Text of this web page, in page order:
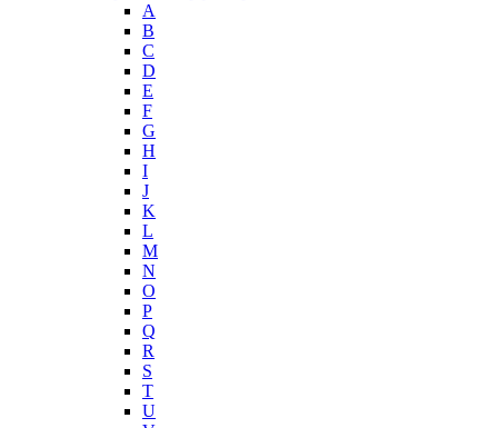
A
B
C
D
E
F
G
H
I
J
K
L
M
N
O
P
Q
R
S
T
U